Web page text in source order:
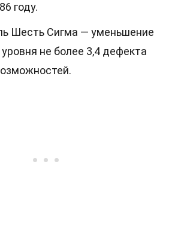
году.
Шесть Сигма — уменьшение
не более 3,4 дефекта